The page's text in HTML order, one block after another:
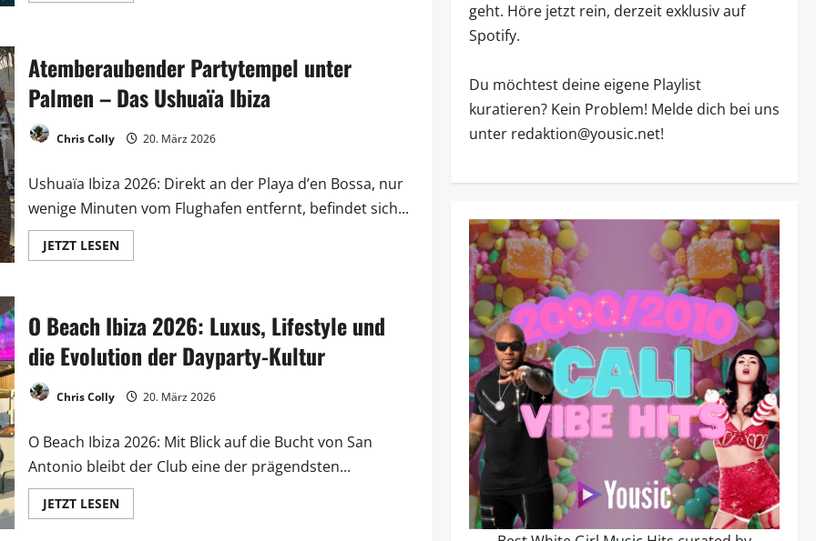
Atemberaubender Partytempel unter
Palmen – Das Ushuaïa Ibiza
Chris Colly 20. März 2026
Ushuaïa Ibiza 2026: Direkt an der Playa d’en Bossa, nur
wenige Minuten vom Flughafen entfernt, befindet sich...
JETZT LESEN
O Beach Ibiza 2026: Luxus, Lifestyle und
die Evolution der Dayparty-Kultur
Chris Colly 20. März 2026
O Beach Ibiza 2026: Mit Blick auf die Bucht von San
Antonio bleibt der Club eine der prägendsten...
JETZT LESEN
geht. Höre jetzt rein, derzeit exklusiv auf
Spotify.
Du möchtest deine eigene Playlist
kuratieren? Kein Problem! Melde dich bei uns
unter redaktion@yousic.net!